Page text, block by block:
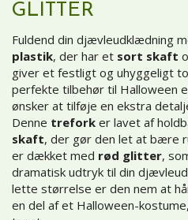
GLITTER
Fuldend din djævleudklædning
plastik, der har et sort skaft
giver et festligt og uhyggeligt
perfekte tilbehør til Halloween
ønsker at tilføje en ekstra
Denne trefork er lavet af
skaft, der gør den let at bære
er dækket med rød glitter,
dramatisk udtryk til din
lette størrelse er den nem at
en del af et Halloween-